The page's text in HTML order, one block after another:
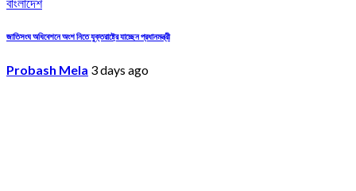
বাংলাদেশ
জাতিসংঘ অধিবেশনে অংশ নিতে যুক্তরাষ্ট্রে যাচ্ছেন প্রধানমন্ত্রী
Probash Mela 3 days ago